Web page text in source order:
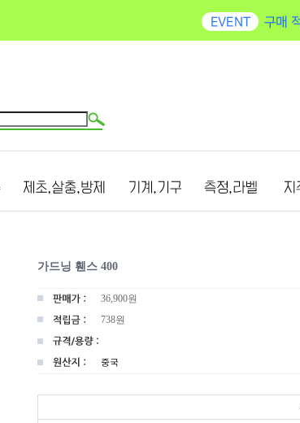
가드닝 휀스 400
36,900원
738원
중국